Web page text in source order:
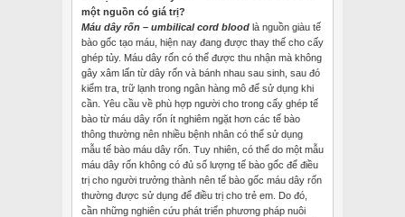
một nguồn có giá trị?
Máu dây rốn – umbilical cord blood là nguồn giàu tế
bào gốc tạo máu, hiện nay đang được thay thế cho cấy
ghép tủy. Máu dây rốn có thể được thu nhận mà không
gây xâm lấn từ dây rốn và bánh nhau sau sinh, sau đó
kiểm tra, trữ lạnh trong ngân hàng mô để sử dụng khi
cần. Yêu cầu về phù hợp người cho trong cấy ghép tế
bào từ máu dây rốn ít nghiêm ngặt hơn các tế bào
thông thường nên nhiều bệnh nhân có thể sử dụng
mẫu tế bào máu dây rốn. Tuy nhiên, có thể do một mẫu
máu dây rốn không có đủ số lượng tế bào gốc để điều
trị cho người trưởng thành nên tế bào gốc máu dây rốn
thường được sử dụng để điều trị cho trẻ em. Do đó,
cần những nghiên cứu phát triển phương pháp nuôi